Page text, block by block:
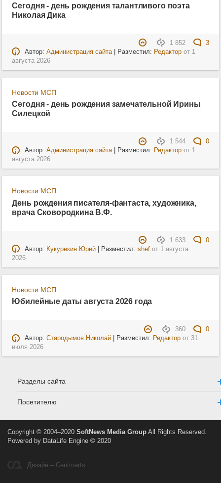
Сегодня - день рождения талантливого поэта
Николая Дика
1 852
3
Автор: Администрация сайта| Разместил: Редакторот 1
августа 2026
Новости МСП
Сегодня - день рождения замечательной Ирины
Силецкой
1 544
0
Автор: Администрация сайта| Разместил: Редакторот 1
августа 2026
Новости МСП
День рождения писателя-фантаста, художника,
врача Сковородкина В.Ф.
1 633
0
Автор: Кукурекин Юрий| Разместил: shefот 1 августа
2026
Новости МСП
Юбилейные даты августа 2026 года
360
0
Автор: Стародымов Николай| Разместил: Редакторот 31
июля 2026
Разделы сайта
Посетителю
Copyright © 2004–2020 SoftNews Media Group All Rights Reserved.
Powered by DataLife Engine © 2020
Дизайн – Centroarts